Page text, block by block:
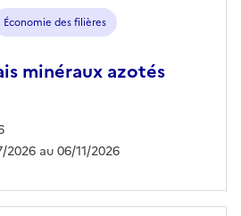
Économie des filières
minéraux azotés
au 06/11/2026